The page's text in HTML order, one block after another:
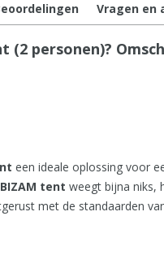
Vragen en
(2 personen)?
een ideale oplossing voor
tent weegt bijna niks,
met de standaarden